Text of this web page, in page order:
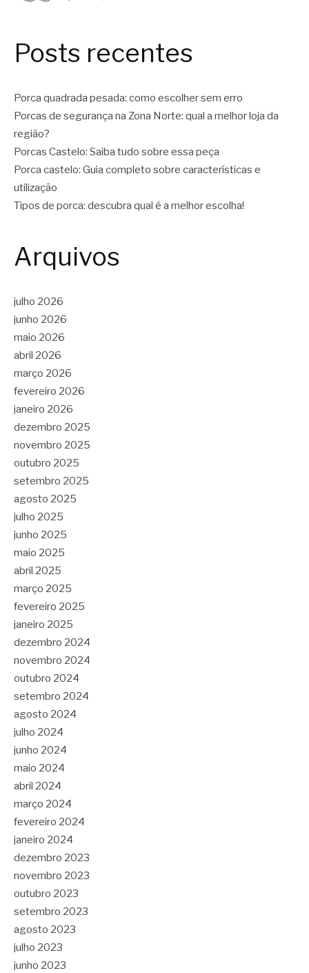
Posts recentes
Porca quadrada pesada: como escolher sem erro
Porcas de segurança na Zona Norte: qual a melhor loja da
região?
Porcas Castelo: Saiba tudo sobre essa peça
Porca castelo: Guia completo sobre características e
utilização
Tipos de porca: descubra qual é a melhor escolha!
Arquivos
julho 2026
junho 2026
maio 2026
abril 2026
março 2026
fevereiro 2026
janeiro 2026
dezembro 2025
novembro 2025
outubro 2025
setembro 2025
agosto 2025
julho 2025
junho 2025
maio 2025
abril 2025
março 2025
fevereiro 2025
janeiro 2025
dezembro 2024
novembro 2024
outubro 2024
setembro 2024
agosto 2024
julho 2024
junho 2024
maio 2024
abril 2024
março 2024
fevereiro 2024
janeiro 2024
dezembro 2023
novembro 2023
outubro 2023
setembro 2023
agosto 2023
julho 2023
junho 2023